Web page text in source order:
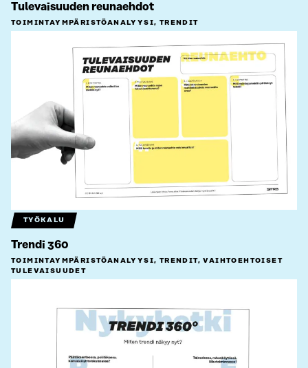
Tulevaisuuden reunaehdot
TOIMINTAYMPÄRISTÖ­ANALYYSI, TRENDIT
TYÖKALU
Trendi 360
TOIMINTAYMPÄRISTÖ­ANALYYSI, TRENDIT, VAIHTOEHTOISET
TULEVAISUUDET